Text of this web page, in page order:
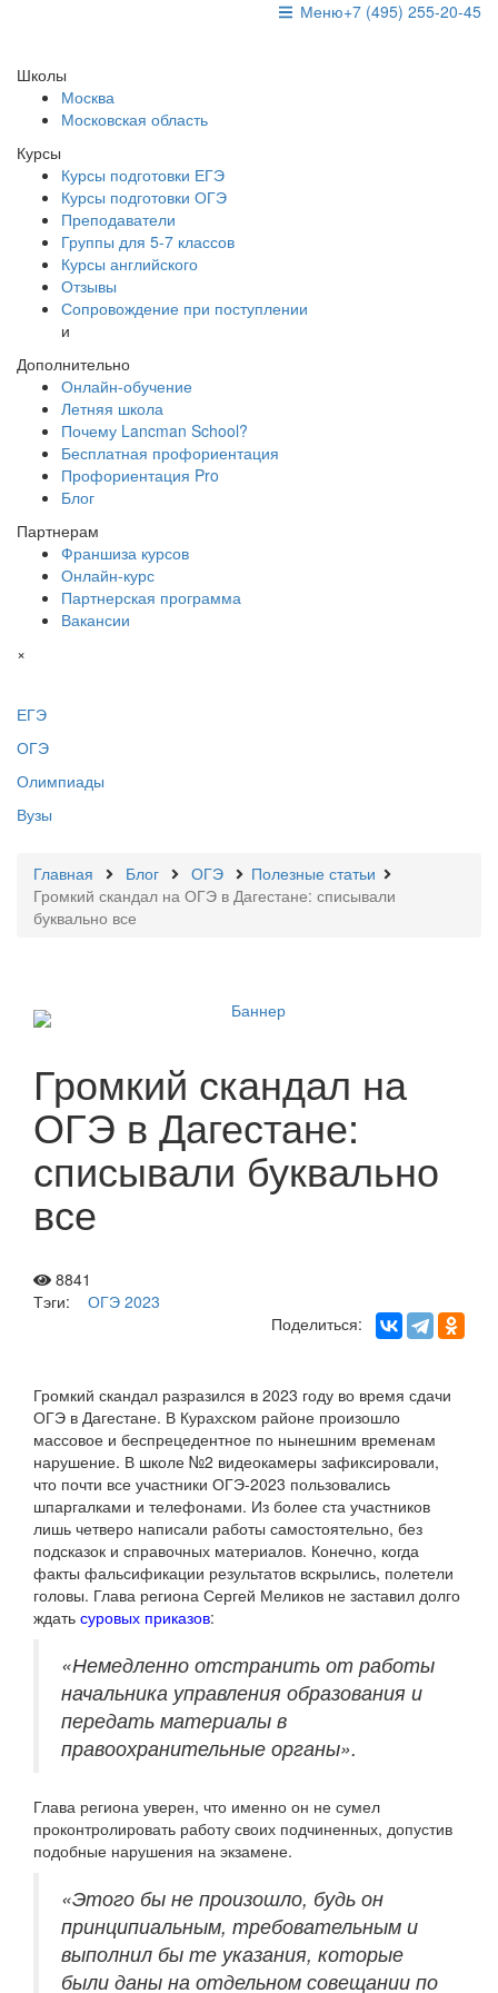
+7 (495) 255-20-45
Меню
Школы
Москва
Московская область
Курсы
Курсы подготовки ЕГЭ
Курсы подготовки ОГЭ
Преподаватели
Группы для 5-7 классов
Курсы английского
Отзывы
Сопровождение при поступлении
и
Дополнительно
Онлайн-обучение
Летняя школа
Почему Lancman School?
Бесплатная профориентация
Профориентация Pro
Блог
Партнерам
Франшиза курсов
Онлайн-курс
Партнерская программа
Вакансии
×
ЕГЭ
ОГЭ
Олимпиады
Вузы
Главная Блог ОГЭ
Полезные статьи
Громкий скандал на ОГЭ в Дагестане: списывали
буквально все
Громкий скандал на
ОГЭ в Дагестане:
списывали буквально
все
8841
Тэги:
ОГЭ 2023
Поделиться:
Громкий скандал разразился в 2023 году во время сдачи
ОГЭ в Дагестане. В Курахском районе произошло
массовое и беспрецедентное по нынешним временам
нарушение. В школе №2 видеокамеры зафиксировали,
что почти все участники ОГЭ-2023 пользовались
шпаргалками и телефонами. Из более ста участников
лишь четверо написали работы самостоятельно, без
подсказок и справочных материалов. Конечно, когда
факты фальсификации результатов вскрылись, полетели
головы. Глава региона Сергей Меликов не заставил долго
ждать суровых приказов:
«Немедленно отстранить от работы
начальника управления образования и
передать материалы в
правоохранительные органы».
Глава региона уверен, что именно он не сумел
проконтролировать работу своих подчиненных, допустив
подобные нарушения на экзамене.
«Этого бы не произошло, будь он
принципиальным, требовательным и
выполнил бы те указания, которые
были даны на отдельном совещании по